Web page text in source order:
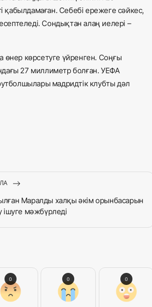
қабылдамаған. Себебі ережеге сәйкес,
Сондықтан алаң иелері –
өнер көрсетуге үйренген. Соңғы
27 миллиметр болған. УЕФА
мадридтік клубты дәл
Маралды халқы әкім орынбасарын
ішуге мәжбүрледі
0 0 0